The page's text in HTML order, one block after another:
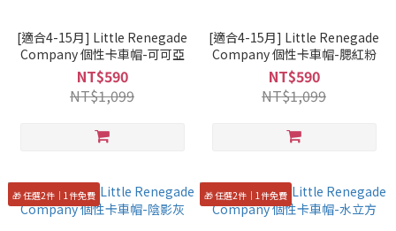
[適合4-15月] Little Renegade
Company 個性卡車帽-可可亞
NT$590
NT$1,099
[適合4-15月] Little Renegade
Company 個性卡車帽-腮紅粉
NT$590
NT$1,099
🎁 任選2件｜1件免費 🎁 任選2件｜1件免費